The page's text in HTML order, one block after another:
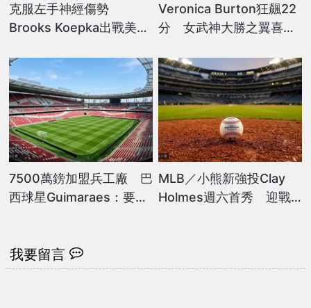
克服左手神經傷勢
Brooks Koepka出戰美國
Veronica Burton狂飆22
分 女武神大勝之翼喜迎
7500萬鎊加盟兵工廠 巴
西球星Guimaraes：要創
MLB／小熊新強投Clay
Holmes週六首秀 迎戰
我要留言